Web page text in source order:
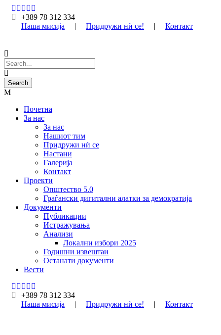
+389 78 312 334
Наша мисија
| Придружи нѝ се! | Контакт
Почетна
За нас
За нас
Нашиот тим
Придружи нѝ се
Настани
Галерија
Контакт
Проекти
Општество 5.0
Граѓански дигитални алатки за демократија
Документи
Публикации
Истражувања
Анализи
Локални избори 2025
Годишни извештаи
Останати документи
Вести
+389 78 312 334
Наша мисија
| Придружи нѝ се! | Контакт